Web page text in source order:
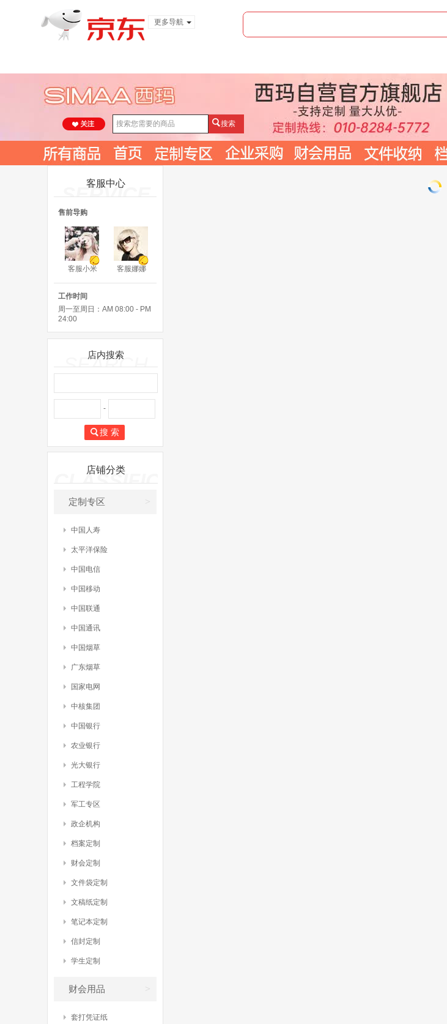
更多导航
搜索
SERVICE
客服中心
售前导购
客服小米 客服娜娜
工作时间
周一至周日：AM 08:00 - PM
24:00
SEARCH
店内搜索
-
搜 索
CLASSIFICATE
店铺分类
定制专区 >
中国人寿
太平洋保险
中国电信
中国移动
中国联通
中国通讯
中国烟草
广东烟草
国家电网
中核集团
中国银行
农业银行
光大银行
工程学院
军工专区
政企机构
档案定制
财会定制
文件袋定制
文稿纸定制
笔记本定制
信封定制
学生定制
财会用品 >
套打凭证纸